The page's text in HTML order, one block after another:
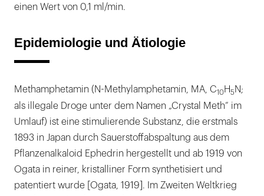
einen Wert von 0,1 ml/min.
Epidemiologie und Ätiologie
Methamphetamin (N-Methylamphetamin, MA, C10H5 N;
als illegale Droge unter dem Namen „Crystal Meth“ im
Umlauf) ist eine stimulierende Substanz, die erstmals
1893 in Japan durch Sauerstoffabspaltung aus dem
Pflanzenalkaloid Ephedrin hergestellt und ab 1919 von
Ogata in reiner, kristalliner Form synthetisiert und
patentiert wurde [Ogata, 1919]. Im Zweiten Weltkrieg